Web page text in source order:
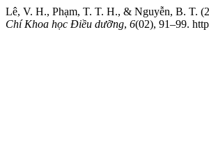
Lê, V. H., Phạm, T. T. H., & Nguyễn, B. T.
Chí Khoa học Điều dưỡng, 6(02), 91–99.